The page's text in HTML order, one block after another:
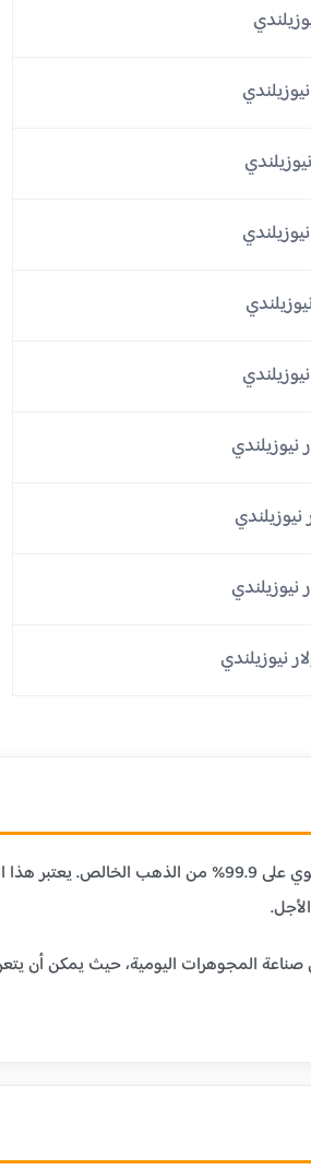
عيار 24 قيراط هو أنقى أنواع الذهب المتاحة في السوق، حيث
في صناعة المجوهرات اليومية، حيث